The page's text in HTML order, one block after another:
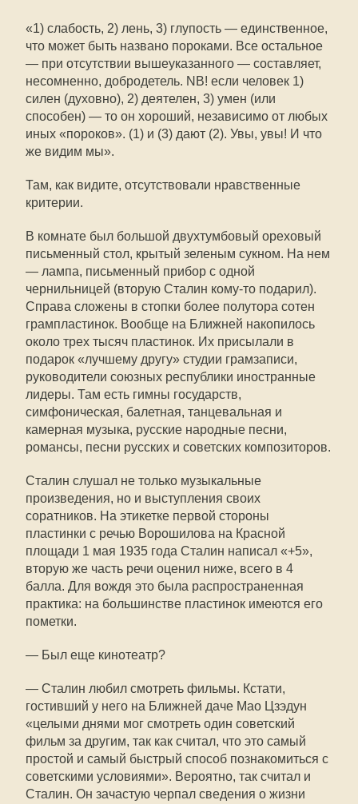
«1) слабость, 2) лень, 3) глупость — единственное,
что может быть названо пороками. Все остальное
— при отсутствии вышеуказанного — составляет,
несомненно, добродетель. NB! если человек 1)
силен (духовно), 2) деятелен, 3) умен (или
способен) — то он хороший, независимо от любых
иных «пороков». (1) и (3) дают (2). Увы, увы! И что
же видим мы».
Там, как видите, отсутствовали нравственные
критерии.
В комнате был большой двухтумбовый ореховый
письменный стол, крытый зеленым сукном. На нем
— лампа, письменный прибор с одной
чернильницей (вторую Сталин кому-то подарил).
Справа сложены в стопки более полутора сотен
грампластинок. Вообще на Ближней накопилось
около трех тысяч пластинок. Их присылали в
подарок «лучшему другу» студии грамзаписи,
руководители союзных республики иностранные
лидеры. Там есть гимны государств,
симфоническая, балетная, танцевальная и
камерная музыка, русские народные песни,
романсы, песни русских и советских композиторов.
Сталин слушал не только музыкальные
произведения, но и выступления своих
соратников. На этикетке первой стороны
пластинки с речью Ворошилова на Красной
площади 1 мая 1935 года Сталин написал «+5»,
вторую же часть речи оценил ниже, всего в 4
балла. Для вождя это была распространенная
практика: на большинстве пластинок имеются его
пометки.
— Был еще кинотеатр?
— Сталин любил смотреть фильмы. Кстати,
гостивший у него на Ближней даче Мао Цзэдун
«целыми днями мог смотреть один советский
фильм за другим, так как считал, что это самый
простой и самый быстрый способ познакомиться с
советскими условиями». Вероятно, так считал и
Сталин. Он зачастую черпал сведения о жизни